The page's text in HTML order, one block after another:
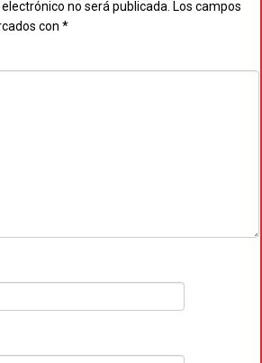
no será publicada. Los campos
con *